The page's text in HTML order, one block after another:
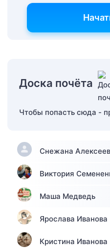
Доска почёта
Чтобы попасть сюда -
Снежана
Виктория
Маша Медведь
Ярослава Иванова
Кристина Иванова